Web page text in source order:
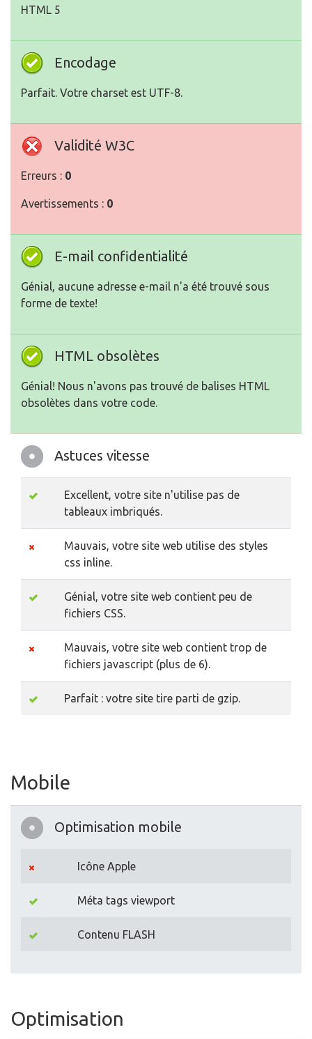
HTML 5
Encodage
Parfait. Votre charset est UTF-8.
Validité W3C
Erreurs : 0
Avertissements : 0
E-mail confidentialité
Génial, aucune adresse e-mail n'a été trouvé sous
forme de texte!
HTML obsolètes
Génial! Nous n'avons pas trouvé de balises HTML
obsolètes dans votre code.
Astuces vitesse
Excellent, votre site n'utilise pas de
tableaux imbriqués.
Mauvais, votre site web utilise des styles
css inline.
Génial, votre site web contient peu de
fichiers CSS.
Mauvais, votre site web contient trop de
fichiers javascript (plus de 6).
Parfait : votre site tire parti de gzip.
Mobile
Optimisation mobile
Icône Apple
Méta tags viewport
Contenu FLASH
Optimisation